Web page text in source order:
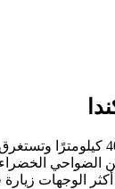
الخضراء
الوجهات زيارة